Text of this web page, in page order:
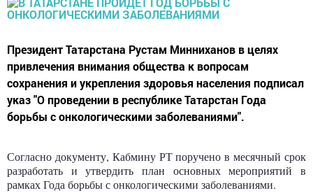
Президент Татарстана Рустам Минниханов в целях
привлечения внимания общества к вопросам
сохранения и укрепления здоровья населения подписал
указ "О проведении в республике Татарстан Года
борьбы с онкологическими заболеваниями".
Согласно документу, Кабмину РТ поручено в месячный срок
разработать и утвердить план основных мероприятий в
рамках Года борьбы с онкологическими заболеваниями.